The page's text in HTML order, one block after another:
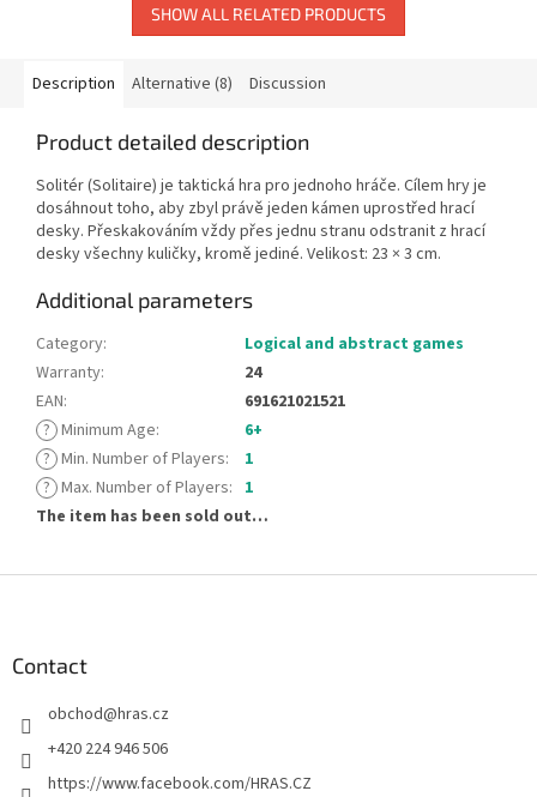
SHOW ALL RELATED PRODUCTS
Description Alternative (8) Discussion
Product detailed description
Solitér (Solitaire) je taktická hra pro jednoho hráče. Cílem hry je
dosáhnout toho, aby zbyl právě jeden kámen uprostřed hrací
desky. Přeskakováním vždy přes jednu stranu odstranit z hrací
desky všechny kuličky, kromě jediné. Velikost: 23 × 3 cm.
Additional parameters
Category:
Logical and abstract games
Warranty:
24
EAN:
691621021521
? Minimum Age:
6+
? Min. Number of Players:
1
? Max. Number of Players: 1
The item has been sold out…
Contact
obchod@hras.cz
+420 224 946 506
https://www.facebook.com/HRAS.CZ